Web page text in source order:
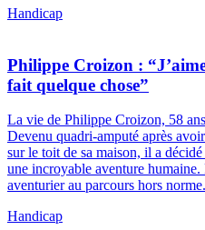
Handicap
Philippe Croizon :
fait quelque chose”
La vie de Philippe Croizon, 58
Devenu quadri-amputé après
sur le toit de sa maison, il a
une incroyable aventure humaine.
aventurier au parcours hors norme.
Handicap